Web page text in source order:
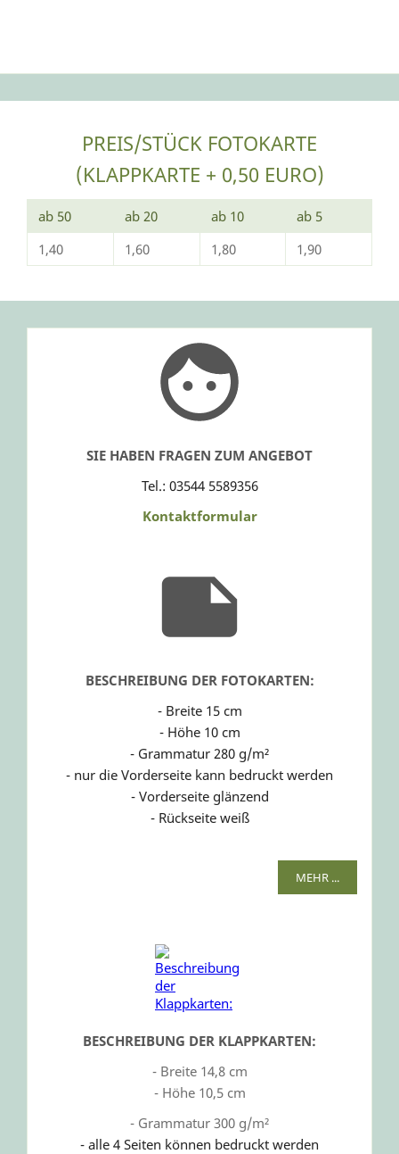
die Post abgeht.
PREIS/STÜCK FOTOKARTE
(KLAPPKARTE + 0,50 EURO)
ab 50 ab 20 ab 10
ab 5
1,40
1,60 1,80 1,90
SIE HABEN FRAGEN ZUM ANGEBOT
Tel.: 03544 5589356
Kontaktformular
BESCHREIBUNG DER FOTOKARTEN:
- Breite 15 cm
- Höhe 10 cm
- Grammatur 280 g/m²
- nur die Vorderseite kann bedruckt werden
- Vorderseite glänzend
- Rückseite weiß
MEHR ...
BESCHREIBUNG DER KLAPPKARTEN:
- Breite 14,8 cm
- Höhe 10,5 cm
- Grammatur 300 g/m²
- alle 4 Seiten können bedruckt werden